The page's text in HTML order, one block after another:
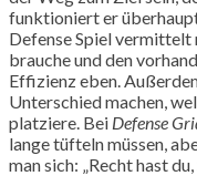
funktioniert er
Defense Spiel vermittelt
brauche und den
Effizienz eben.
Unterschied machen,
platziere. Bei Defense
lange tüfteln müssen,
man sich: „Recht hast du,